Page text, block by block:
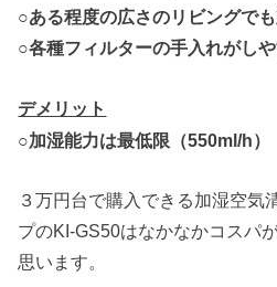
○ある程度の広さのリビングで
○各種フィルターの手入れがし
デメリット
○加湿能力は最低限（550ml/h）
３万円台で購入できる加湿空気
プのKI-GS50はなかなかコスパ
思います。